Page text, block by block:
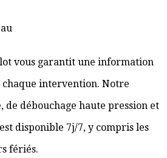
vous garantit une information
intervention. Notre
de débouchage haute pression et
disponible 7j/7, y compris les
fériés.